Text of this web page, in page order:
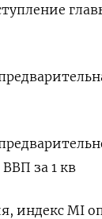
за 1 кв
индекс MI